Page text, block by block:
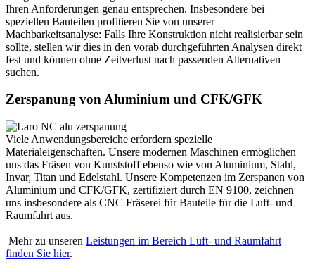
Ihren Anforderungen genau entsprechen. Insbesondere bei
speziellen Bauteilen profitieren Sie von unserer
Machbarkeitsanalyse: Falls Ihre Konstruktion nicht realisierbar sein
sollte, stellen wir dies in den vorab durchgeführten Analysen direkt
fest und können ohne Zeitverlust nach passenden Alternativen
suchen.
Zerspanung von Aluminium und CFK/GFK
Viele Anwendungsbereiche erfordern spezielle
Materialeigenschaften. Unsere modernen Maschinen ermöglichen
uns das Fräsen von Kunststoff ebenso wie von Aluminium, Stahl,
Invar, Titan und Edelstahl. Unsere Kompetenzen im Zerspanen von
Aluminium und CFK/GFK, zertifiziert durch EN 9100, zeichnen
uns insbesondere als CNC Fräserei für Bauteile für die Luft- und
Raumfahrt aus.
Mehr zu unseren Leistungen im Bereich Luft- und Raumfahrt
finden Sie hier.